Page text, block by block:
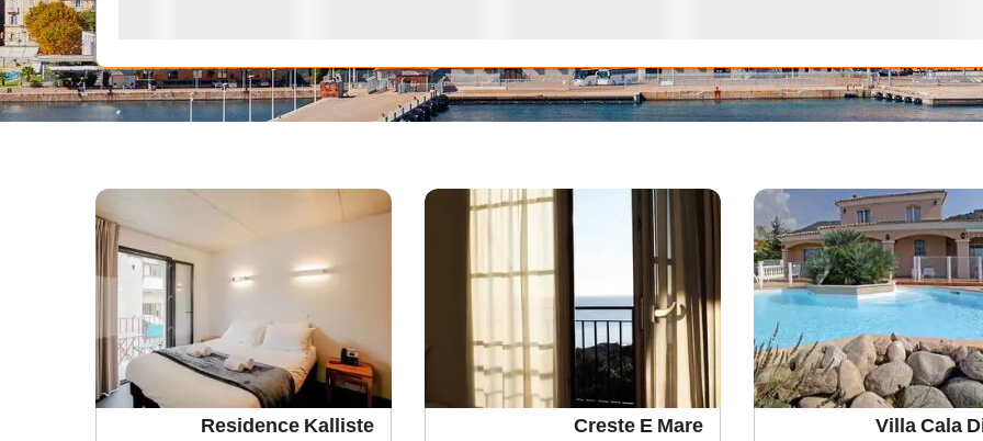
Villa Cala
Creste E Mare
Residence Kalliste